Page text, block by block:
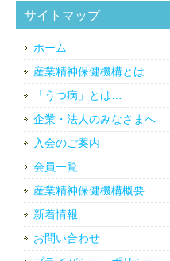
サイトマップ
ホーム
産業精神保健機構とは
「うつ病」とは…
企業・法人のみなさまへ
入会のご案内
会員一覧
産業精神保健機構概要
新着情報
お問い合わせ